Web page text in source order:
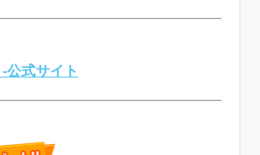
式サイト